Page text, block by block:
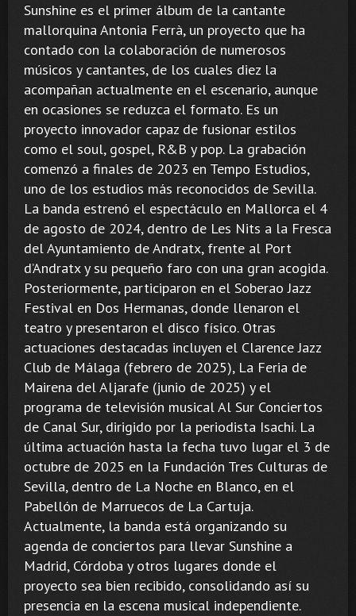
Sunshine es el primer álbum de la cantante
mallorquina Antonia Ferrà, un proyecto que ha
contado con la colaboración de numerosos
músicos y cantantes, de los cuales diez la
acompañan actualmente en el escenario, aunque
en ocasiones se reduzca el formato. Es un
proyecto innovador capaz de fusionar estilos
como el soul, gospel, R&B y pop. La grabación
comenzó a finales de 2023 en Tempo Estudios,
uno de los estudios más reconocidos de Sevilla.
La banda estrenó el espectáculo en Mallorca el 4
de agosto de 2024, dentro de Les Nits a la Fresca
del Ayuntamiento de Andratx, frente al Port
d’Andratx y su pequeño faro con una gran acogida.
Posteriormente, participaron en el Soberao Jazz
Festival en Dos Hermanas, donde llenaron el
teatro y presentaron el disco físico. Otras
actuaciones destacadas incluyen el Clarence Jazz
Club de Málaga (febrero de 2025), La Feria de
Mairena del Aljarafe (junio de 2025) y el
programa de televisión musical Al Sur Conciertos
de Canal Sur, dirigido por la periodista Isachi. La
última actuación hasta la fecha tuvo lugar el 3 de
octubre de 2025 en la Fundación Tres Culturas de
Sevilla, dentro de La Noche en Blanco, en el
Pabellón de Marruecos de La Cartuja.
Actualmente, la banda está organizando su
agenda de conciertos para llevar Sunshine a
Madrid, Córdoba y otros lugares donde el
proyecto sea bien recibido, consolidando así su
presencia en la escena musical independiente.